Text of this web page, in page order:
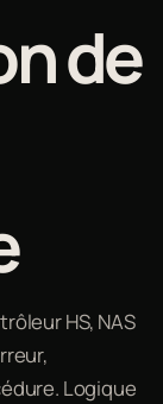
de
HS, NAS
Logique